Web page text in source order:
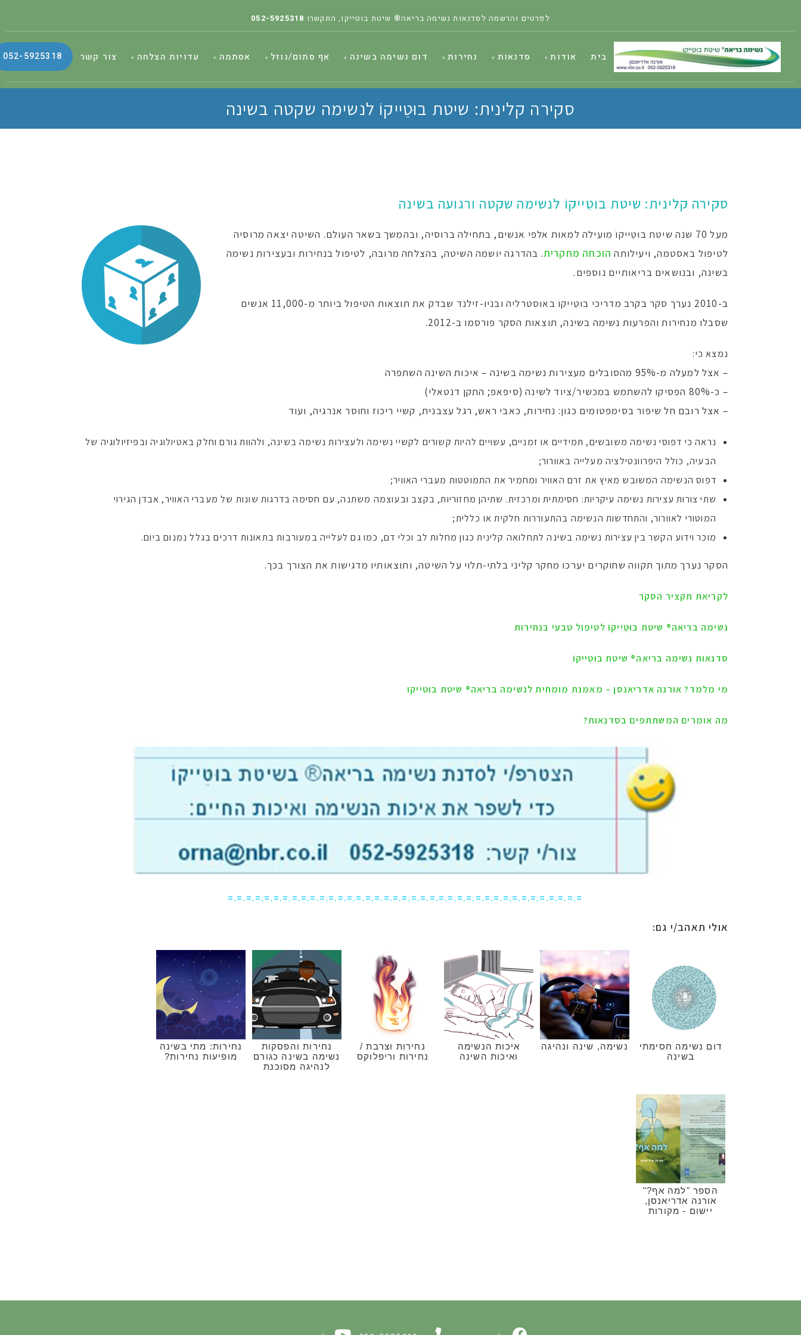
לפרטים והרשמה לסדנאות נשימה בריאה® שיטת בוטייקו, התקשרו 052-5925318
בית אודות סדנאות נחירות דום נשימה בשינה אף סתום/נוזל אסתמה עדויות הצלחה צור קשר 052-5925318
סקירה קלינית: שיטת בוּטֵייקוֹ לנשימה שקטה בשינה
סקירה קלינית: שיטת בוּטֵייקוֹ לנשימה שקטה ורגועה בשינה
מעל 70 שנה שיטת בוּטֵייקוֹ מועילה למאות אלפי אנשים, בתחילה ברוסיה, ובהמשך בשאר העולם. השיטה יצאה מרוסיה
לטיפול באסטמה, ויעילותה הוכחה מחקרית. בהדרגה יושמה השיטה, בהצלחה מרובה, לטיפול בנחירות ובעצירות נשימה
בשינה, ובנושאים בריאותיים נוספים.
ב-2010 נערך סקר בקרב מדריכי בוּטֵייקוֹ באוסטרליה ובניו-זילנד שבדק את תוצאות הטיפול ביותר מ-11,000 אנשים
שסבלו מנחירות והפרעות נשימה בשינה, תוצאות הסקר פורסמו ב-2012.
נמצא כי:
– אצל למעלה מ-95% מהסובלים מעצירות נשימה בשינה – איכות השינה השתפרה
– כ-80% הפסיקו להשתמש במכשיר/ציוד לשינה (סיפאפ; התקן דנטאלי)
– אצל רובם חל שיפור בסימפטומים כגון: נחירות, כאבי ראש, רגל עצבנית, קשיי ריכוז וחוסר אנרגיה, ועוד
נראה כי דפוסי נשימה משובשים, תמידיים או זמניים, עשויים להיות קשורים לקשיי נשימה ולעצירות נשימה בשינה, ולהוות גורם וחלק באטיולוגיה ובפיזיולוגיה של
הבעיה, כולל היפרוונטילציה מעלייה באוורור;
דפוס הנשימה המשובש מאיץ את זרם האוויר ומחמיר את התמוטטות מעברי האוויר;
שתי צורות עצירות נשימה עיקריות: חסימתית ומרכזית. שתיהן מחזוריות, בקצב ובעוצמה משתנה, עם חסימה בדרגות שונות של מעברי האוויר, אבדן הגירוי
המוטורי לאוורור, והתחדשות הנשימה בהתעוררות חלקית או כללית;
מוכר וידוע הקשר בין עצירות נשימה בשינה לתחלואה קלינית כגון מחלות לב וכלי דם, כמו גם לעלייה במעורבות בתאונות דרכים בגלל נמנום ביום.
הסקר נערך מתוך תקווה שחוקרים יערכו מחקר קליני בלתי-תלוי על השיטה, ותוצאותיו מדגישות את הצורך בכך.
לקריאת תקציר הסקר
נשימה בריאה® שיטת בוּטֵייקוֹ לטיפול טבעי בנחירות
סדנאות נשימה בריאה® שיטת בוּטֵייקוֹ
מי מלמד? אורנה אדריאנסן – מאמנת מומחית לנשימה בריאה® שיטת בוטייקו
מה אומרים המשתתפים בסדנאות?
=.=.=.=.=.=.=.=.=.=.=.=.=.=.=.=.=.=.=.=.=.=.=.=.=.=.=.=.=.=.=.=.=.=.=.=.=.=.=
אולי תאהב/י גם:
דום נשימה חסימתי
בשינה
נשימה, שינה ונהיגה
איכות הנשימה
ואיכות השינה
נחירות וצרבת /
נחירות וריפלוקס
נחירות והפסקות
נשימה בשינה כגורם
לנהיגה מסוכנת
נחירות: מתי בשינה
מופיעות נחירות?
הספר "למה אף?"
אורנה אדריאנסן,
יישום - מקורות